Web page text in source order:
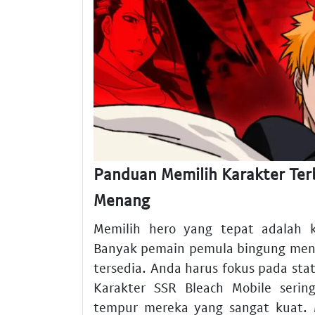
Panduan Memilih Karakter
Menang
Memilih hero yang tepat adalah
Banyak pemain pemula bingung
tersedia. Anda harus fokus pada
Karakter SSR Bleach Mobile
tempur mereka yang sangat kuat.